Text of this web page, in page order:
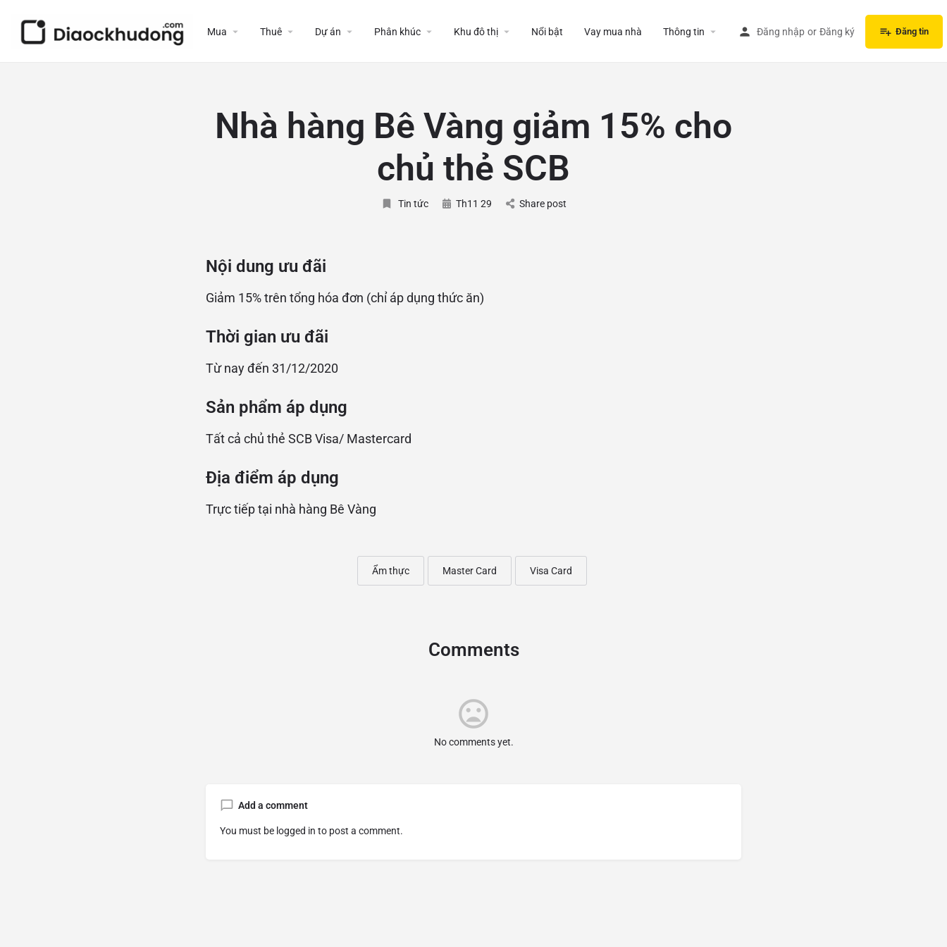
Mua Thuê Dự án Phân khúc Khu đô thị Nổi bật Vay mua nhà Thông tin Đăng nhập or Đăng ký Đăng tin
Nhà hàng Bê Vàng giảm 15% cho
chủ thẻ SCB
Tin tức Th11 29 Share post
Nội dung ưu đãi
Giảm 15% trên tổng hóa đơn (chỉ áp dụng thức ăn)
Thời gian ưu đãi
Từ nay đến 31/12/2020
Sản phẩm áp dụng
Tất cả chủ thẻ SCB Visa/ Mastercard
Địa điểm áp dụng
Trực tiếp tại nhà hàng Bê Vàng
Ẩm thực Master Card Visa Card
Comments
No comments yet.
Add a comment
You must be logged in to post a comment.